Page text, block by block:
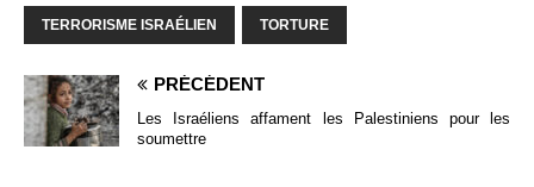
TERRORISME ISRAÉLIEN TORTURE
PRÉCÉDENT
Les Israéliens affament les Palestiniens pour les
soumettre